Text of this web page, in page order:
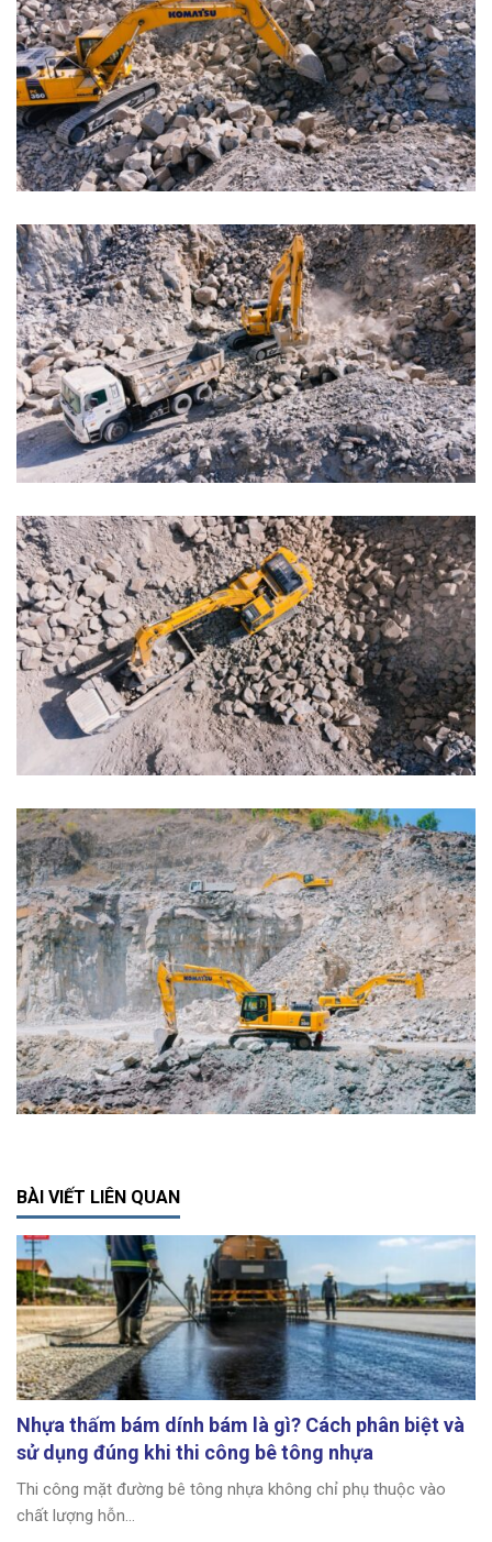
BÀI VIẾT LIÊN QUAN
Nhựa thấm bám dính bám là gì? Cách phân biệt và
sử dụng đúng khi thi công bê tông nhựa
Thi công mặt đường bê tông nhựa không chỉ phụ thuộc vào
chất lượng hỗn...